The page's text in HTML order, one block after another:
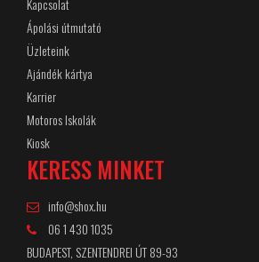
Ápolási útmutató
Üzleteink
Ajándék kártya
Karrier
Motoros Iskolák
Kiosk
KERESS MINKET
info@shox.hu
06 1 430 1035
BUDAPEST, SZENTENDREI ÚT 89-93